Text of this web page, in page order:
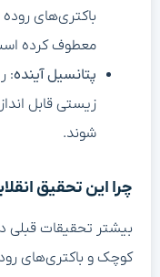
باکتری‌های
معطوف کرده
پتانسیل آینده:
زیستی قابل
شوند.
چرا این تحقیق
بیشتر تحقیقات قبلی
کوچک و باکتری‌های